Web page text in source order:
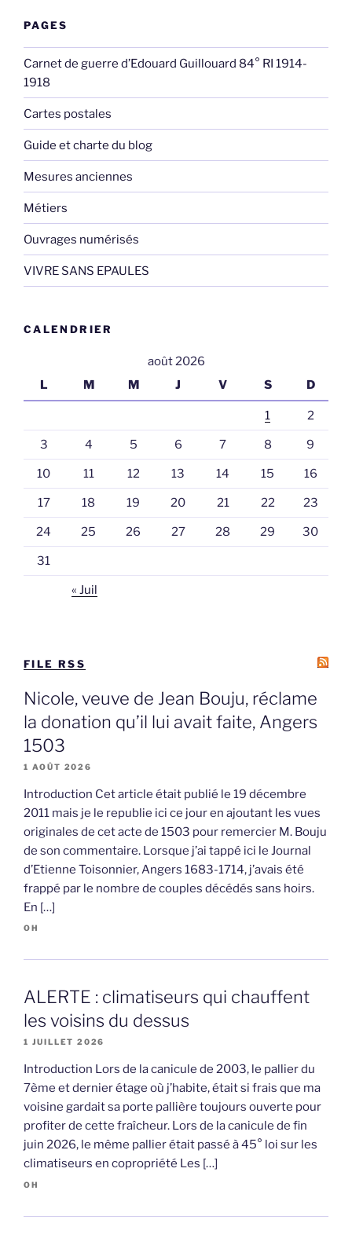
PAGES
Carnet de guerre d’Edouard Guillouard 84° RI 1914-
1918
Cartes postales
Guide et charte du blog
Mesures anciennes
Métiers
Ouvrages numérisés
VIVRE SANS EPAULES
CALENDRIER
août 2026
L
M M J V S D
1 2
3 4 5 6 7 8 9
10 11 12 13 14 15 16
17 18 19 20 21 22 23
24 25 26 27 28 29 30
31
« Juil
FILE RSS
Nicole, veuve de Jean Bouju, réclame
la donation qu’il lui avait faite, Angers
1503
1 AOÛT 2026
Introduction Cet article était publié le 19 décembre
2011 mais je le republie ici ce jour en ajoutant les vues
originales de cet acte de 1503 pour remercier M. Bouju
de son commentaire. Lorsque j’ai tappé ici le Journal
d’Etienne Toisonnier, Angers 1683-1714, j’avais été
frappé par le nombre de couples décédés sans hoirs.
En […]
OH
ALERTE : climatiseurs qui chauffent
les voisins du dessus
1 JUILLET 2026
Introduction Lors de la canicule de 2003, le pallier du
7ème et dernier étage où j’habite, était si frais que ma
voisine gardait sa porte pallière toujours ouverte pour
profiter de cette fraîcheur. Lors de la canicule de fin
juin 2026, le même pallier était passé à 45° loi sur les
climatiseurs en copropriété Les […]
OH